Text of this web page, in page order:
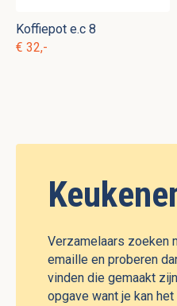
Koffiepot e.c 8
€ 32,-
Verzamelaars zoeken
emaille en proberen
vinden die gemaakt
opgave want je kan